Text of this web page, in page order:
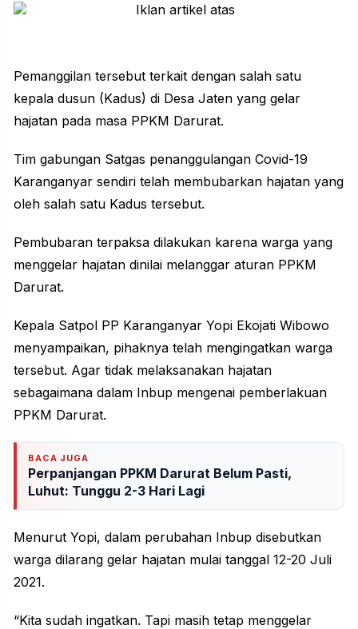
Pemanggilan tersebut terkait dengan salah satu
kepala dusun (Kadus) di Desa Jaten yang gelar
hajatan pada masa PPKM Darurat.
Tim gabungan Satgas penanggulangan Covid-19
Karanganyar sendiri telah membubarkan hajatan yang
oleh salah satu Kadus tersebut.
Pembubaran terpaksa dilakukan karena warga yang
menggelar hajatan dinilai melanggar aturan PPKM
Darurat.
Kepala Satpol PP Karanganyar Yopi Ekojati Wibowo
menyampaikan, pihaknya telah mengingatkan warga
tersebut. Agar tidak melaksanakan hajatan
sebagaimana dalam Inbup mengenai pemberlakuan
PPKM Darurat.
BACA JUGA
Perpanjangan PPKM Darurat Belum Pasti,
Luhut: Tunggu 2-3 Hari Lagi
Menurut Yopi, dalam perubahan Inbup disebutkan
warga dilarang gelar hajatan mulai tanggal 12-20 Juli
2021.
“Kita sudah ingatkan. Tapi masih tetap menggelar